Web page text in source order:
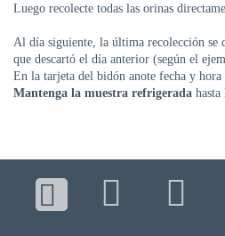
INVESTIGACIÓN
SEDES
Y
HORARIOS
CENTRAL
TURNOS
Luego recolecte todas las orinas
Al día siguiente, la última recolección se
que descartó el día anterior (según el
En la tarjeta del bidón anote fecha y
Mantenga la muestra refrigerada